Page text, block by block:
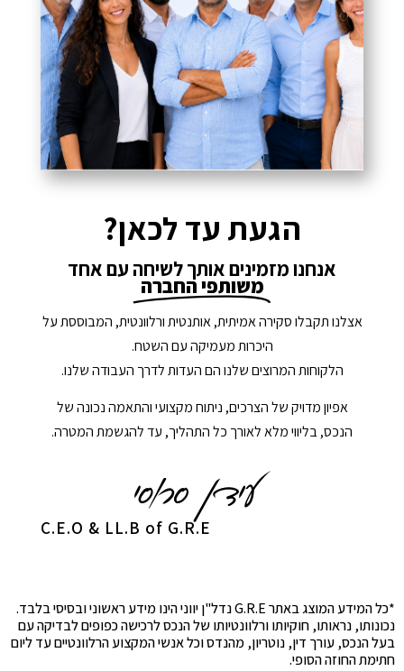
הגעת עד לכאן?
אנחנו מזמינים אותך לשיחה עם אחד
משותפי החברה
אצלנו תקבלו סקירה אמיתית, אותנטית ורלוונטית, המבוססת על
היכרות מעמיקה עם השטח.
הלקוחות המרוצים שלנו הם העדות לדרך העבודה שלנו.
אפיון מדויק של הצרכים, ניתוח מקצועי והתאמה נכונה של
הנכס, בליווי מלא לאורך כל התהליך, עד להגשמת המטרה.
C.E.O & LL.B of G.R.E
*כל המידע המוצג באתר G.R.E נדל"ן יווני הינו מידע ראשוני ובסיסי בלבד.
נכונותו, נראותו, חוקיותו ורלוונטיותו של הנכס לרכישה כפופים לבדיקה עם
בעל הנכס, עורך דין, נוטריון, מהנדס וכל אנשי המקצוע הרלוונטיים עד ליום
חתימת החוזה הסופי.